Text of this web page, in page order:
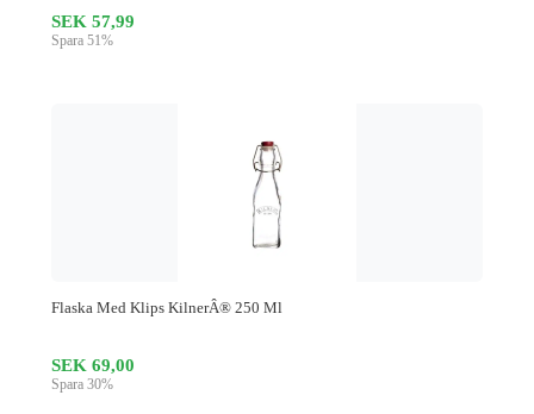
SEK 57,99
Spara 51%
Flaska Med Klips KilnerÂ® 250 Ml
SEK 69,00
Spara 30%